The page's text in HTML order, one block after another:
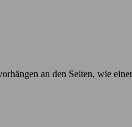
an den Seiten, wie